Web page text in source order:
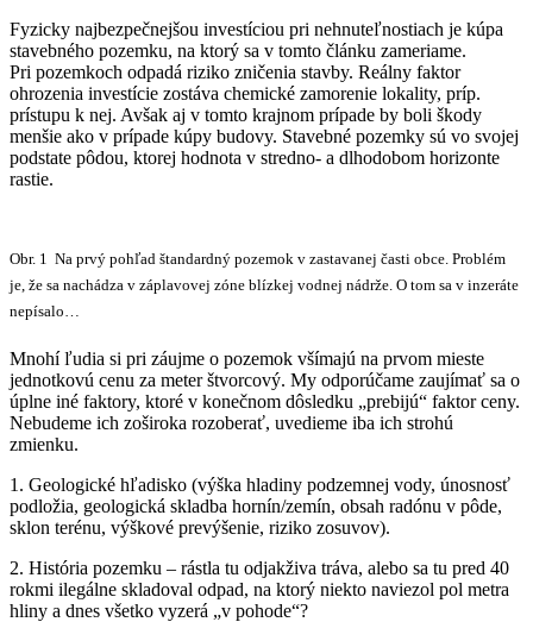
Fyzicky najbezpečnejšou investíciou pri nehnuteľnostiach je kúpa
stavebného pozemku, na ktorý sa v tomto článku zameriame.
Pri pozemkoch odpadá riziko zničenia stavby. Reálny faktor
ohrozenia investície zostáva chemické zamorenie lokality, príp.
prístupu k nej. Avšak aj v tomto krajnom prípade by boli škody
menšie ako v prípade kúpy budovy. Stavebné pozemky sú vo svojej
podstate pôdou, ktorej hodnota v stredno- a dlhodobom horizonte
rastie.
Obr. 1 Na prvý pohľad štandardný pozemok v zastavanej časti obce. Problém
je, že sa nachádza v záplavovej zóne blízkej vodnej nádrže. O tom sa v inzeráte
nepísalo…
Mnohí ľudia si pri záujme o pozemok všímajú na prvom mieste
jednotkovú cenu za meter štvorcový. My odporúčame zaujímať sa o
úplne iné faktory, ktoré v konečnom dôsledku „prebijú“ faktor ceny.
Nebudeme ich zoširoka rozoberať, uvedieme iba ich strohú
zmienku.
1. Geologické hľadisko (výška hladiny podzemnej vody, únosnosť
podložia, geologická skladba hornín/zemín, obsah radónu v pôde,
sklon terénu, výškové prevýšenie, riziko zosuvov).
2. História pozemku – rástla tu odjakživa tráva, alebo sa tu pred 40
rokmi ilegálne skladoval odpad, na ktorý niekto naviezol pol metra
hliny a dnes všetko vyzerá „v pohode“?